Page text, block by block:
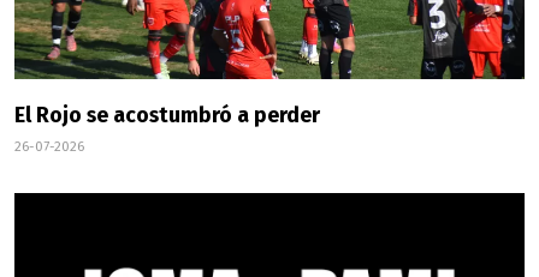
El Rojo se acostumbró a perder
26-07-2026